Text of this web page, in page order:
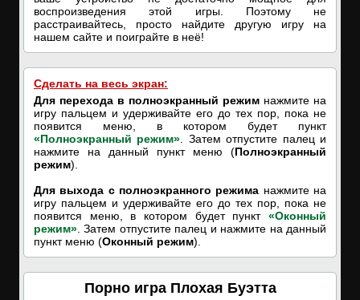
воспроизведения этой игры. Поэтому не
расстраивайтесь, просто найдите другую игру на
нашем сайте и поиграйте в неё!
Сделать на весь экран:
Для перехода в полноэкранный режим нажмите на
игру пальцем и удерживайте его до тех пор, пока не
появится меню, в котором будет пункт
«Полноэкранный режим» . Затем отпустите палец и
нажмите на данный пункт меню (Полноэкранный
режим).
Для выхода с полноэкранного режима нажмите на
игру пальцем и удерживайте его до тех пор, пока не
появится меню, в котором будет пункт «Оконный
режим» . Затем отпустите палец и нажмите на данный
пункт меню (Оконный режим).
Порно игра Плохая Буэтта